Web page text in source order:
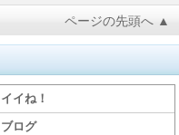
ページの先頭へ ▲
イイね！
ブログ